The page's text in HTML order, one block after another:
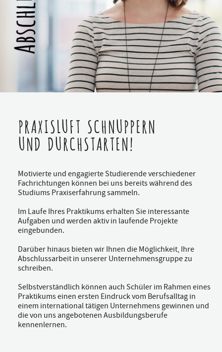
PRAXISLUFT SCHNUPPERN
UND DURCHSTARTEN!
Motivierte und engagierte Studierende verschiedener
Fachrichtungen können bei uns bereits während des
Studiums Praxiserfahrung sammeln.
Im Laufe Ihres Praktikums erhalten Sie interessante
Aufgaben und werden aktiv in laufende Projekte
eingebunden.
Darüber hinaus bieten wir Ihnen die Möglichkeit, Ihre
Abschlussarbeit in unserer Unternehmensgruppe zu
schreiben.
Selbstverständlich können auch Schüler im Rahmen eines
Praktikums einen ersten Eindruck vom Berufsalltag in
einem international tätigen Unternehmens gewinnen und
die von uns angebotenen Ausbildungsberufe
kennenlernen.